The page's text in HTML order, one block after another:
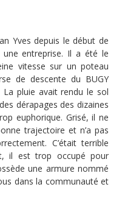
Yves depuis le début de
une entreprise. Il a été le
vitesse sur un poteau
de descente du BUGY
La pluie avait rendu le sol
dérapages des dizaines
euphorique. Grisé, il ne
trajectoire et n’a pas
C’était terrible
il est trop occupé pour
une armure nommé
dans la communauté et